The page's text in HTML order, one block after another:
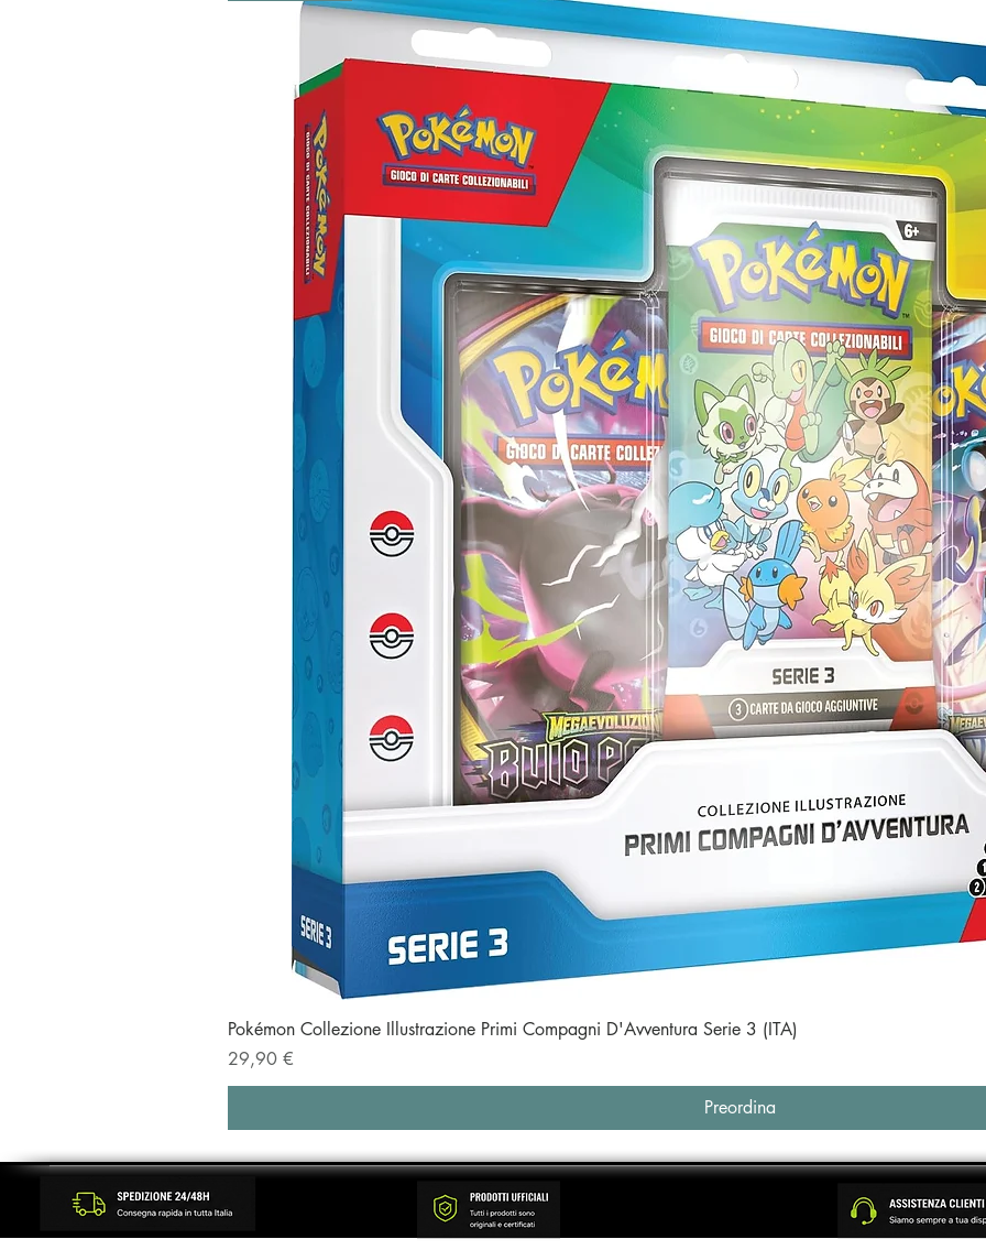
Vista rapida
Pokémon Collezione Illustrazione Primi Compagni D'Avventura Serie 3 (ITA)
Prezzo
29,90 €
Preordina